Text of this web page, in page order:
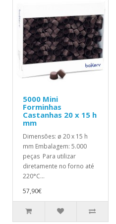
5000 Mini
Forminhas
Castanhas 20 x 15 h
mm
Dimensões: ø 20 x 15 h
mm Embalagem: 5.000
peças Para utilizar
diretamente no forno até
220°C...
57,90€